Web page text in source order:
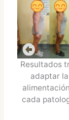
Resultados
adaptar la
cada